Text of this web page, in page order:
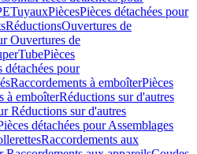
TuyauxPiècesPièces détachées pour
RéductionsOuvertures de
Ouvertures de
Pièces
détachées pour
Raccordements à emboîterPièces
à emboîterRéductions sur d'autres
Réductions sur d'autres
détachées pour Assemblages
Raccordements aux